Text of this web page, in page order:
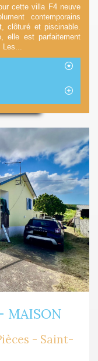
cette villa F4 neuve
contemporains
clôturé et piscinable.
elle est parfaitement
Les...
MAISON
- Saint-